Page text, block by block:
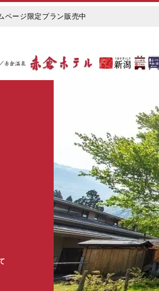
ページ限定プラン販売中